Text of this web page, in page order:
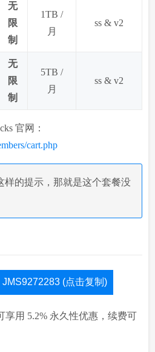
无
限
制
1TB /
月
ss & v2
无
限
制
5TB /
月
ss & v2
官网：
cart.php
样的提示，那就是这个套餐没
JMS9272283 (点击复制)
享用 5.2% 永久性优惠，续费可